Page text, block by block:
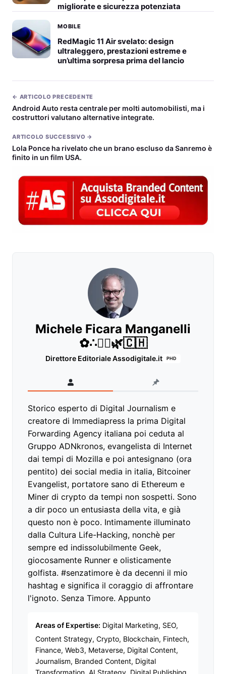
migliorate e sicurezza potenziata
MOBILE
RedMagic 11 Air svelato: design
ultraleggero, prestazioni estreme e
un’ultima sorpresa prima del lancio
← ARTICOLO PRECEDENTE
Android Auto resta centrale per molti automobilisti, ma i
costruttori valutano alternative integrate.
ARTICOLO SUCCESSIVO →
Lola Ponce ha rivelato che un brano escluso da Sanremo è
finito in un film USA.
Michele Ficara Manganelli
✿∴♛🌿🇨🇭
Direttore Editoriale Assodigitale.it PHD
Storico esperto di Digital Journalism e
creatore di Immediapress la prima Digital
Forwarding Agency italiana poi ceduta al
Gruppo ADNkronos, evangelista di Internet
dai tempi di Mozilla e poi antesignano (ora
pentito) dei social media in italia, Bitcoiner
Evangelist, portatore sano di Ethereum e
Miner di crypto da tempi non sospetti. Sono
a dir poco un entusiasta della vita, e già
questo non è poco. Intimamente illuminato
dalla Cultura Life-Hacking, nonchè per
sempre ed indissolubilmente Geek,
giocosamente Runner e olisticamente
golfista. #senzatimore è da decenni il mio
hashtag e significa il coraggio di affrontare
l'ignoto. Senza Timore. Appunto
Areas of Expertise: Digital Marketing, SEO,
Content Strategy, Crypto, Blockchain, Fintech,
Finance, Web3, Metaverse, Digital Content,
Journalism, Branded Content, Digital
Transformation, AI Strategy, Digital Publishing,